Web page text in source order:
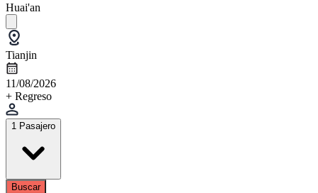
Huai'an
Tianjin
11/08/2026
+ Regreso
1 Pasajero
Buscar